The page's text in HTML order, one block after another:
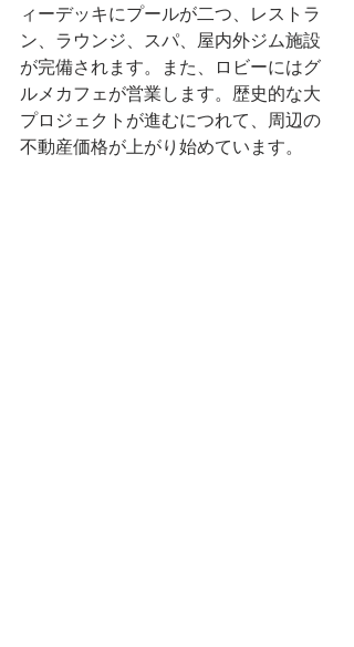
ィーデッキにプールが二つ、レストラ
ン、ラウンジ、スパ、屋内外ジム施設
が完備されます。また、ロビーにはグ
ルメカフェが営業します。歴史的な大
プロジェクトが進むにつれて、周辺の
不動産価格が上がり始めています。